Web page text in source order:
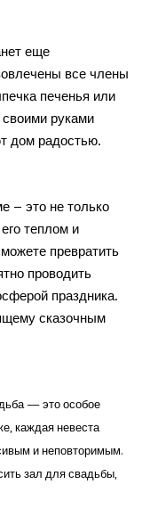
еще
все члены
печенья или
своими руками
дом радостью.
– это не только
теплом и
превратить
проводить
праздника.
сказочным
— это особое
каждая невеста
и неповторимым.
зал для свадьбы,